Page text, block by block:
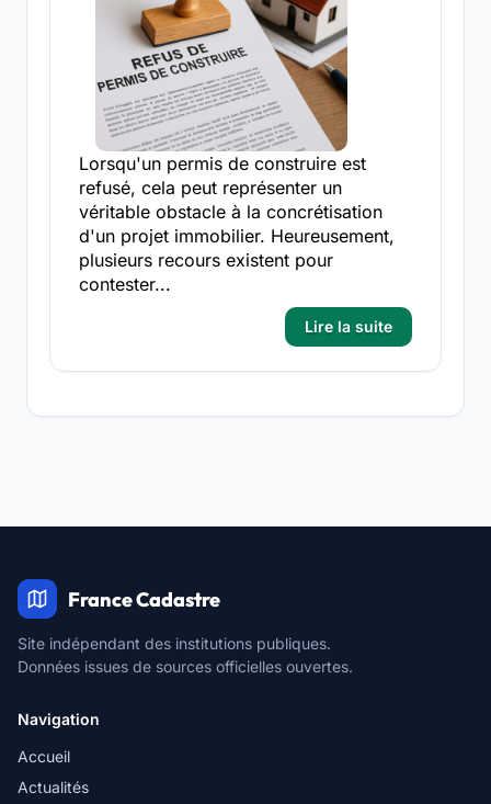
Lorsqu'un permis de construire est
refusé, cela peut représenter un
véritable obstacle à la concrétisation
d'un projet immobilier. Heureusement,
plusieurs recours existent pour
contester...
Lire la suite
France Cadastre
Site indépendant des institutions publiques.
Données issues de sources officielles ouvertes.
Navigation
Accueil
Actualités